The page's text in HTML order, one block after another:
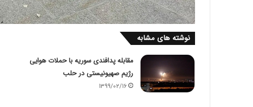
نوشته های مشابه
مقابله پدافندی سوریه با حملات هوایی
رژیم صهیونیستی در حلب
1399/02/16